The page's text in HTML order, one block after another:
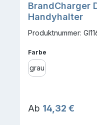
BrandCharger
Handyhalter
Produktnummer:
Farbe
grau
Regulärer Preis:
Ab 14,32 €